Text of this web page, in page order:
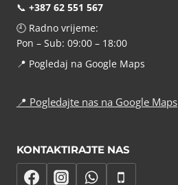
📞 +387 62 551 567
🕘 Radno vrijeme:
Pon – Sub: 09:00 – 18:00
📍 Pogledaj na Google Maps
📍 Pogledajte nas na Google Maps
KONTAKTIRAJTE NAS